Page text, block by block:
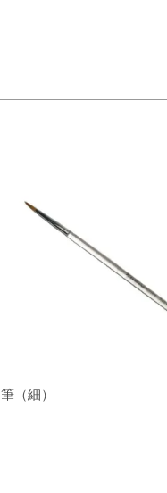
筆（細）